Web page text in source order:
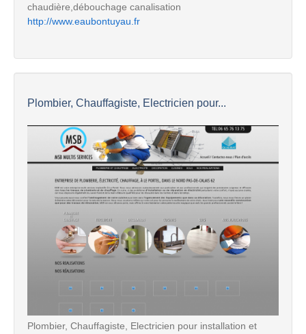
chaudière,débouchage canalisation
http://www.eaubontuyau.fr
Plombier, Chauffagiste, Electricien pour...
Plombier, Chauffagiste, Electricien pour installation et